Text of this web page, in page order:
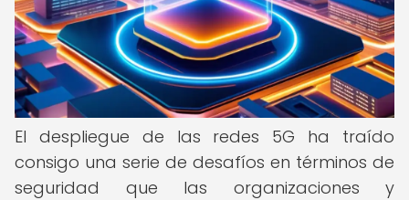
El despliegue de las redes 5G ha traído
consigo una serie de desafíos en términos de
seguridad que las organizaciones y